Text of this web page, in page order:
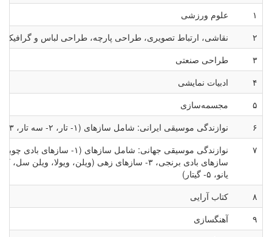
۱
علوم ورزشی
۲
نقاشی، ارتباط تصویری، طراحی پارچه، طراحی لباس و گرافیک
۳
طراحی صنعتی
۴
ادبیات نمایشی
۵
مجسمه‌سازی
۶
نوازندگی موسیقی ایرانی: شامل سازهای (۱- تار، ۲- سه تار، ۳- عود، ۴- نی، ۵- قانون، ۶- قیچک، ۷- سنتور، ۸- کمانچه)
۷
نوازندگی موسیقی جهانی: شامل سازهای (۱- سازهای بادی چوبی، ۲-
سازهای بادی برنجی، ۳- سازهای زهی (ویلن، ویولا، ویلن سل، کنترباس)، ۴-پ
یانو، ۵- گیتار)
۸
کتاب آرایی
۹
آهنگسازی